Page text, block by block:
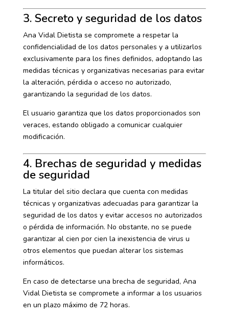
3. Secreto y seguridad de los datos
Ana Vidal Dietista se compromete a respetar la
confidencialidad de los datos personales y a utilizarlos
exclusivamente para los fines definidos, adoptando las
medidas técnicas y organizativas necesarias para evitar
la alteración, pérdida o acceso no autorizado,
garantizando la seguridad de los datos.
El usuario garantiza que los datos proporcionados son
veraces, estando obligado a comunicar cualquier
modificación.
4. Brechas de seguridad y medidas
de seguridad
La titular del sitio declara que cuenta con medidas
técnicas y organizativas adecuadas para garantizar la
seguridad de los datos y evitar accesos no autorizados
o pérdida de información. No obstante, no se puede
garantizar al cien por cien la inexistencia de virus u
otros elementos que puedan alterar los sistemas
informáticos.
En caso de detectarse una brecha de seguridad, Ana
Vidal Dietista se compromete a informar a los usuarios
en un plazo máximo de 72 horas.